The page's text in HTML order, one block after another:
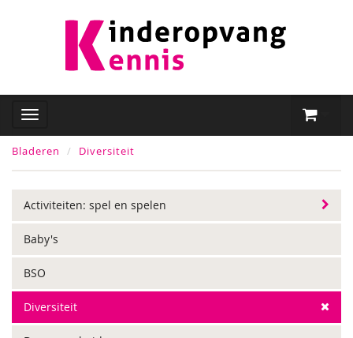
Bladeren Diversiteit
Activiteiten: spel en spelen
Baby's
BSO
Diversiteit